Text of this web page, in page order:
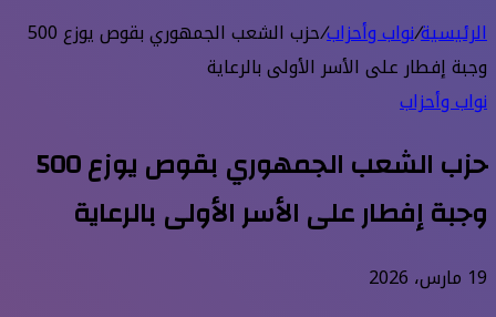
الرئيسية/نواب وأحزاب/
حزب الشعب الجمهوري بقوص يوزع 500
وجبة إفطار على الأسر الأولى بالرعاية
نواب وأحزاب
حزب الشعب الجمهوري بقوص يوزع 500
وجبة إفطار على الأسر الأولى بالرعاية
19 مارس، 2026